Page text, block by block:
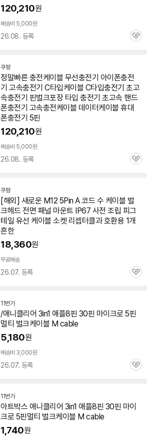
120,210원
배송비 5,000원
26.08. 등록
관
쿠팡
정말빠른 충전케이블 무선충전기 아이폰충전
기 고속충전기 C타입케이블 C타입충전기 초고
속충전기 핀벌크포장 타입 충전기 초고속 핸드
폰충전기 고속충전케이블 데이터케이블 휴대
폰충전기 5핀
120,210원
배송비 5,000원
26.08. 등록
관
쿠팡
[해외] 새로운 M12 5Pin A 코드 수 케이블 벌
크헤드 전면 패널 마운트 IP67 사전 조립 피그
테일 유선 케이블 소켓 리셉터클과 호환용 1개
흔한
18,360원
무료배송
26.07. 등록
관
11번가
/애니클리어 3in1 애플8핀 30핀 마이크로 5핀
멀티 벌크케이블 M cable
5,180원
배송비 3,000원
26.07. 등록
관
11번가
아트박스 애니클리어 3in1 애플8핀 30핀 마이
크로 5핀멀티 벌크케이블 M cable
1,740원